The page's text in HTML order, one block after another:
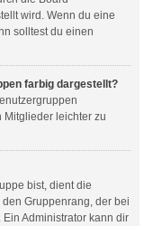
wird. Wenn du eine
solltest du einen
farbig dargestellt?
leichter zu
bist, dient die
Gruppenrang, der bei
Administrator kann dir